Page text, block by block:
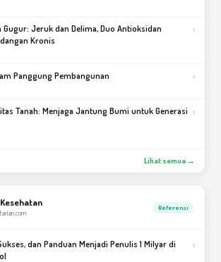
Jeruk dan Delima, Duo Antioksidan
Kronis
›
Panggung Pembangunan ›
Tanah: Menjaga Jantung Bumi untuk Generasi ›
Lihat semua →
Referensi
dan Panduan Menjadi Penulis 1 Milyar di
›